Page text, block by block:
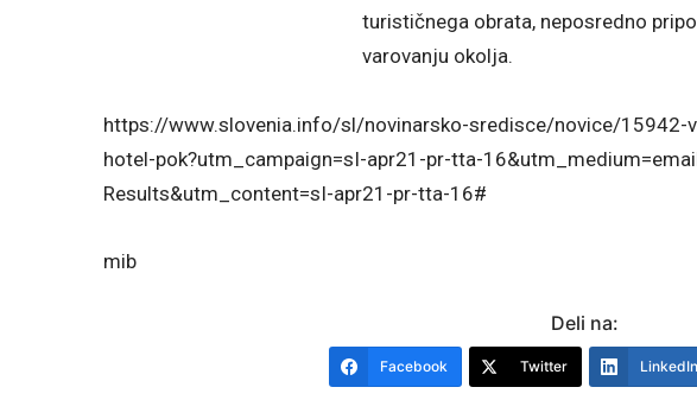
turističnega obrata, neposredno
varovanju okolja.
https://www.slovenia.info/sl/novinarsko-sredisce/novice/15942-
hotel-pok?utm_campaign=sI-apr21-pr-tta-
Results&utm_content=sI-apr21-pr-tta-16#
mib
Deli na:
Facebook Twitter LinkedIn